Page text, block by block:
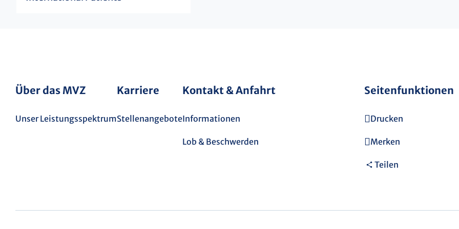
Über das MVZ
Unser Leistungsspektrum
Karriere
Stellenangebote
Kontakt & Anfahrt
Informationen
Lob & Beschwerden
Seitenfunktionen
Drucken
Merken
Teilen